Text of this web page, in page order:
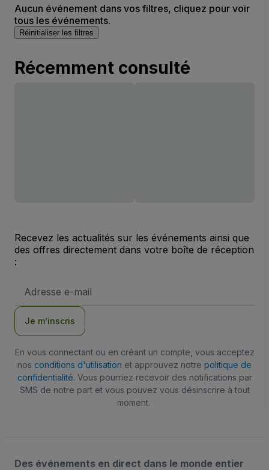
Aucun événement dans vos filtres, cliquez pour voir
tous les événements.
Réinitialiser les filtres
Récemment consulté
Recevez les actualités sur les événements ainsi que
des offres directement dans votre boîte de réception
:
e-
Je m’inscris
En vous connectant ou en créant un compte, vous acceptez
nos conditions d'utilisation et approuvez notre politique de
confidentialité. Vous pourriez recevoir des notifications par
SMS de notre part et vous pouvez vous désinscrire à tout
moment.
Des événements en direct dans le monde entier